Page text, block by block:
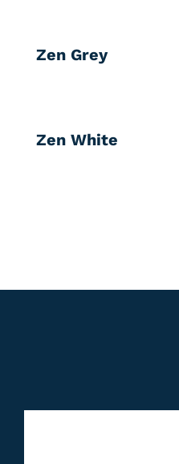
Zen Grey
Zen White